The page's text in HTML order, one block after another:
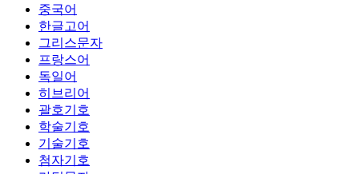
중국어
한글고어
그리스문자
프랑스어
독일어
히브리어
괄호기호
학술기호
기술기호
첨자기호